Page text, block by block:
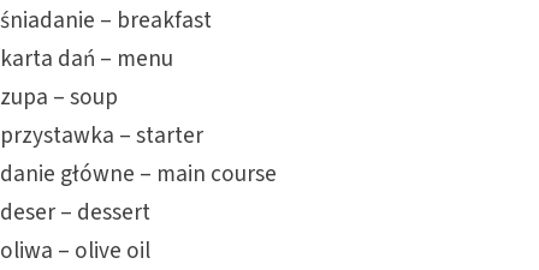
śniadanie – breakfast
karta dań – menu
zupa – soup
przystawka – starter
danie główne – main course
deser – dessert
oliwa – olive oil